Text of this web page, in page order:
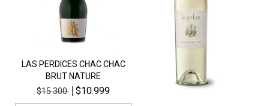
LAS PERDICES CHAC CHAC
BRUT NATURE
$15.300
$10.999